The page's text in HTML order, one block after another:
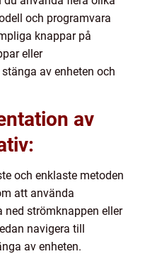
och programvara
knappar på
eller
av enheten och
av
och enklaste metoden
att använda
strömknappen eller
navigera till
av enheten.